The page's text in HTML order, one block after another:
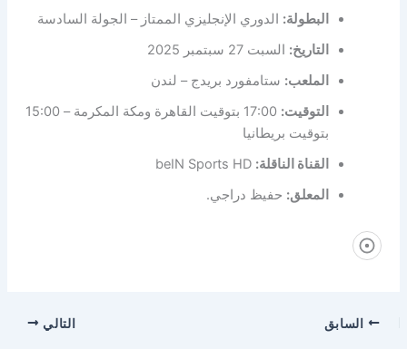
البطولة: الدوري الإنجليزي الممتاز – الجولة السادسة
التاريخ: السبت 27 سبتمبر 2025
الملعب: ستامفورد بريدج – لندن
التوقيت:
17:00 بتوقيت القاهرة ومكة المكرمة – 15:00
بتوقيت بريطانيا
القناة الناقلة: beIN Sports HD
المعلق: حفيظ دراجي.
السابق التالي